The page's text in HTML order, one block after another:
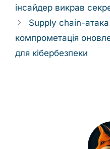
інсайдер викрав
Supply chain-
компрометація
для кібербезпеки